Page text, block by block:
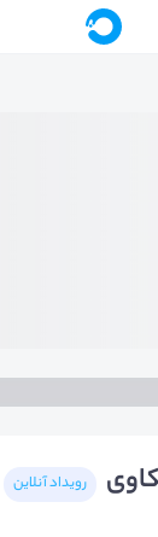
رویداد آنلاین